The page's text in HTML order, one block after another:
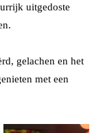
uitgedoste
gelachen en het
met een